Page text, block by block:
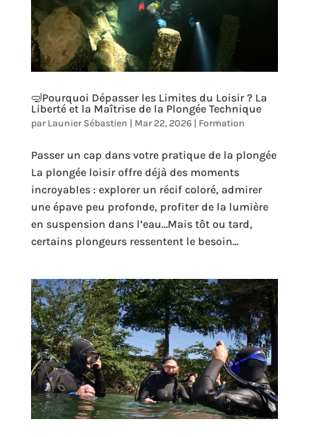
🤿Pourquoi Dépasser les Limites du Loisir ? La
Liberté et la Maîtrise de la Plongée Technique
par Launier Sébastien | Mar 22, 2026| Formation
Passer un cap dans votre pratique de la plongée
La plongée loisir offre déjà des moments
incroyables : explorer un récif coloré, admirer
une épave peu profonde, profiter de la lumière
en suspension dans l’eau…Mais tôt ou tard,
certains plongeurs ressentent le besoin...